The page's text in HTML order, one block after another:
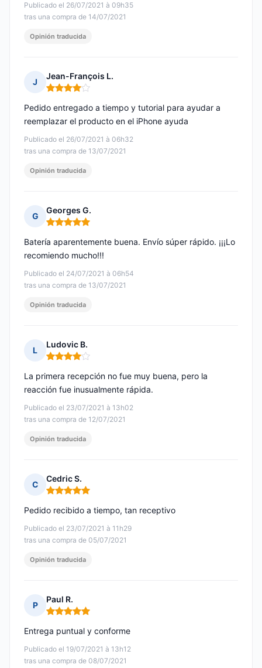
Publicado el 26/07/2021 à 09h35
tras una compra de 14/07/2021
Opinión traducida
J
Jean-François L.
Nota: 4 de 5
Publicado el 26/07/2021 à 06h32
tras una compra de 13/07/2021
Pedido entregado a tiempo y tutorial para ayudar a
reemplazar el producto en el iPhone ayuda
Opinión traducida
G
Georges G.
Nota: 5 de 5
Publicado el 24/07/2021 à 06h54
tras una compra de 13/07/2021
Batería aparentemente buena. Envío súper rápido. ¡¡¡Lo
recomiendo mucho!!!
Opinión traducida
L
Ludovic B.
Nota: 4 de 5
Publicado el 23/07/2021 à 13h02
tras una compra de 12/07/2021
La primera recepción no fue muy buena, pero la
reacción fue inusualmente rápida.
Opinión traducida
C
Cedric S.
Nota: 5 de 5
Publicado el 23/07/2021 à 11h29
tras una compra de 05/07/2021
Pedido recibido a tiempo, tan receptivo
Opinión traducida
P
Paul R.
Nota: 5 de 5
Publicado el 19/07/2021 à 13h12
tras una compra de 08/07/2021
Entrega puntual y conforme